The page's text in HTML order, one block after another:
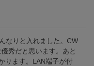
なりと入れました。CW
秀だと思います。あと
ります。LAN端子が付